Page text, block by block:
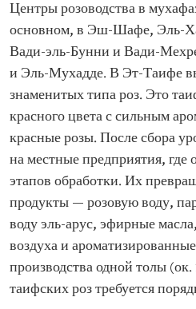
Центры розоводства в
основном, в Эш-Шафе, Эль-
Вади-эль-Бунни и Вади-
и Эль-Мухадде. В Эт-Таифе
знаменитых типа роз. Это
красного цвета с сильным
красные розы. После сбора
на местные предприятия, где
этапов обработки. Их
продукты — розовую воду,
воду эль-арус, эфирные
воздуха и
производства одной толы
таифских роз требуется